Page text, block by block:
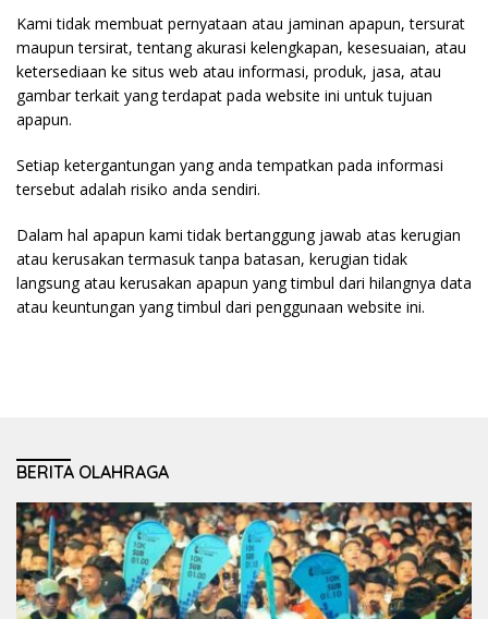
Kami tidak membuat pernyataan atau jaminan apapun, tersurat
maupun tersirat, tentang akurasi kelengkapan, kesesuaian, atau
ketersediaan ke situs web atau informasi, produk, jasa, atau
gambar terkait yang terdapat pada website ini untuk tujuan
apapun.
Setiap ketergantungan yang anda tempatkan pada informasi
tersebut adalah risiko anda sendiri.
Dalam hal apapun kami tidak bertanggung jawab atas kerugian
atau kerusakan termasuk tanpa batasan, kerugian tidak
langsung atau kerusakan apapun yang timbul dari hilangnya data
atau keuntungan yang timbul dari penggunaan website ini.
BERITA OLAHRAGA